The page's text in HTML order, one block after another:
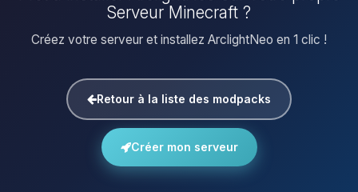
Serveur Minecraft ?
Créez votre serveur et installez ArclightNeo en 1 clic !
Retour à la liste des modpacks
Créer mon serveur